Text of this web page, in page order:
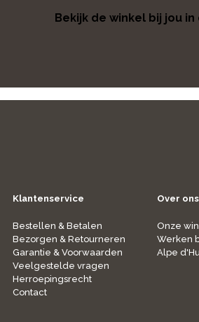
Bekijk de winkel bij jou
Klantenservice
Bestellen & Betalen
Bezorgen & Retourneren
Garantie & Voorwaarden
Veelgestelde vragen
Herroepingsrecht
Contact
Over ons
Onze
Werken
Alpe